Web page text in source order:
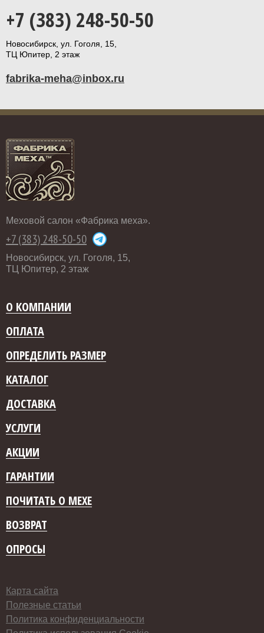
+7 (383) 248-50-50
Новосибирск, ул. Гоголя, 15,
ТЦ Юпитер, 2 этаж
fabrika-meha@inbox.ru
Меховой салон «Фабрика меха».
+7 (383) 248-50-50
Новосибирск, ул. Гоголя, 15,
ТЦ Юпитер, 2 этаж
О КОМПАНИИ
ОПЛАТА
ОПРЕДЕЛИТЬ РАЗМЕР
КАТАЛОГ
ДОСТАВКА
УСЛУГИ
АКЦИИ
ГАРАНТИИ
ПОЧИТАТЬ О МЕХЕ
ВОЗВРАТ
ОПРОСЫ
Карта сайта
Полезные статьи
Политика конфиденциальности